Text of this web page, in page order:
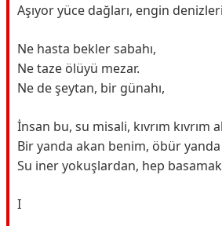
Aşıyor yüce dağları, engin
Ne hasta bekler sabahı,
Ne taze ölüyü mezar.
Ne de şeytan, bir günahı,
İnsan bu, su misali, kıvrım kıvrım
Bir yanda akan benim, öbür yanda
Su iner yokuşlardan, hep
I